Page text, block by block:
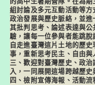
組討論及多元互動活動等
政治發展與歷史脈絡，並進
其批判思考、論述表達與
驗，讓每一位參與者能跳
自走進臺灣這片土地的歷
事，重新思考民主、自由與
三、歡迎對臺灣歷史、政
入，一同展開這場跨越歷史
四、檢附宣傳海報、活動流